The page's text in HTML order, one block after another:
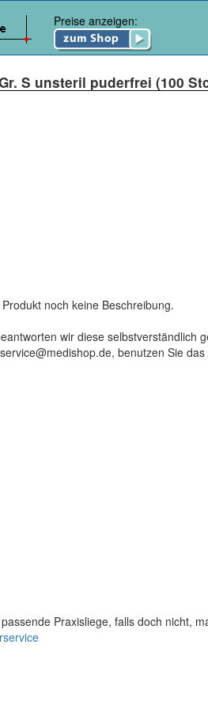
Preise anzeigen:
S unsteril puderfrei (100
noch keine Beschreibung.
wir diese selbstverständlich
benutzen Sie
Praxisliege, falls doch nicht,